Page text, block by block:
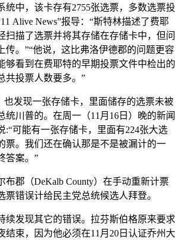
统中，该卡存有2755张选票，多数选票投
Alive News”报导：“斯特林描述了费耶
扫描了选票并将其存储在存储卡中，但问
传。”“他说，这比弗洛伊德郡的问题更容
够看到在费耶特的早期投票文件中检出的
共投票人数要多。”
也发现一张存储卡，里面储存的选票未被
统川普的。在周一（11月16日）晚的新闻
:“可能有一张存储卡，里面有224张大选
票。我们还在确认那是不是被漏计的一
答案。”
布郡（DeKalb County）在手动重新计票
票错误计给民主党总统候选人拜登。
续发现其它的错误。拉芬斯伯格原来要求
结束，因为他必须在11月20日认证乔州大